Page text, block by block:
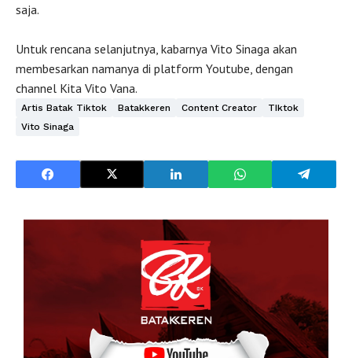
saja.
Untuk rencana selanjutnya, kabarnya Vito Sinaga akan
membesarkan namanya di platform Youtube, dengan
channel Kita Vito Vana.
Artis Batak Tiktok Batakkeren Content Creator
TIktok
Vito Sinaga